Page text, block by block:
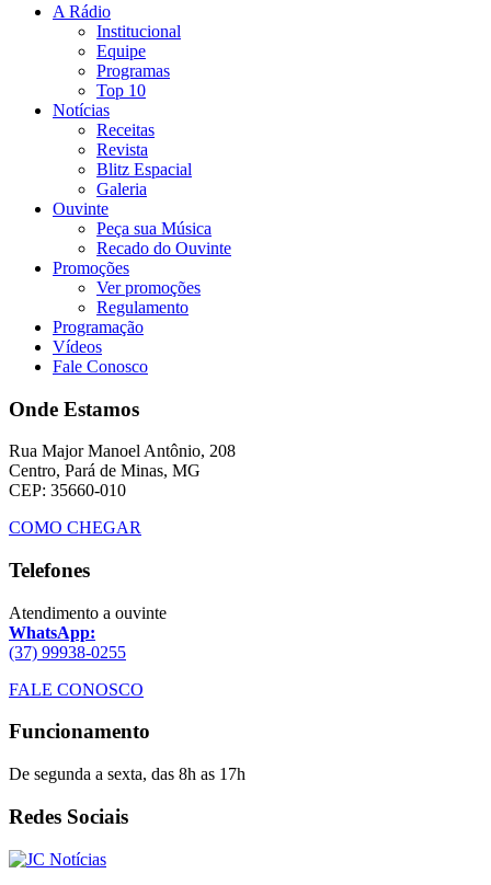
A Rádio
Institucional
Equipe
Programas
Top 10
Notícias
Receitas
Revista
Blitz Espacial
Galeria
Ouvinte
Peça sua Música
Recado do Ouvinte
Promoções
Ver promoções
Regulamento
Programação
Vídeos
Fale Conosco
Onde Estamos
Rua Major Manoel Antônio, 208
Centro, Pará de Minas, MG
CEP: 35660-010
COMO CHEGAR
Telefones
Atendimento a ouvinte
WhatsApp:
(37) 99938-0255
FALE CONOSCO
Funcionamento
De segunda a sexta, das 8h as 17h
Redes Sociais